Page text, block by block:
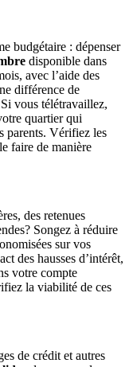
budgétaire : dépenser
disponible dans
avec l’aide des
différence de
vous télétravaillez,
quartier qui
parents. Vérifiez les
faire de manière
des retenues
Songez à réduire
sur vos
des hausses d’intérêt,
votre compte
la viabilité de ces
de crédit et autres